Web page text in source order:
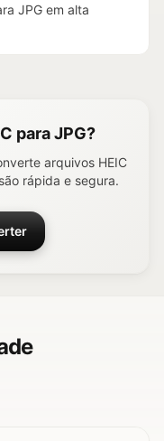
JPG em alta
para JPG?
arquivos HEIC
rápida e segura.